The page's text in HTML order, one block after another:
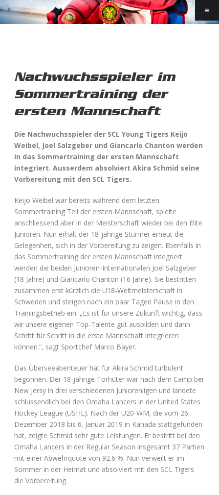
Nachwuchsspieler im
Sommertraining der
ersten Mannschaft
Die Nachwuchsspieler der SCL Young Tigers Keijo
Weibel, Joel Salzgeber und Giancarlo Chanton werden
in das Sommertraining der ersten Mannschaft
integriert. Ausserdem absolviert Akira Schmid seine
Vorbereitung mit den SCL Tigers.
Keijo Weibel war bereits während dem letzten
Sommertraining Teil der ersten Mannschaft, spielte
anschliessend aber in der Meisterschaft wieder bei den Elite
Junioren. Nun erhält der 18-jährige Stürmer erneut die
Gelegenheit, sich in der Vorbereitung zu zeigen. Ebenfalls in
das Sommertraining der ersten Mannschaft integriert
werden die beiden Junioren-Internationalen Joel Salzgeber
(18 Jahre) und Giancarlo Chanton (16 Jahre). Sie bestritten
zusammen erst kürzlich die U18-Weltmeisterschaft in
Schweden und steigen nach ein paar Tagen Pause in den
Trainingsbetrieb ein. „Es ist für unsere Zukunft wichtig, dass
wir unsere eigenen Top-Talente gut ausbilden und dann
Schritt für Schritt in die erste Mannschaft integrieren
können.“, sagt Sportchef Marco Bayer.
Das Überseeabenteuer hat für Akira Schmid turbulent
begonnen. Der 18-jährige Torhüter war nach dem Camp bei
New Jersy in drei verschiedenen Juniorenligen und landete
schlussendlich bei den Omaha Lancers in der United States
Hockey League (USHL). Nach der U20-WM, die vom 26.
Dezember 2018 bis 6. Januar 2019 in Kanada stattgefunden
hat, zeigte Schmid sehr gute Leistungen. Er bestritt bei den
Omaha Lancers in der Regular Season insgesamt 37 Partien
mit einer Abwehrquote von 92.6 %. Nun verweilt er im
Sommer in der Heimat und absolviert mit den SCL Tigers
die Vorbereitung.